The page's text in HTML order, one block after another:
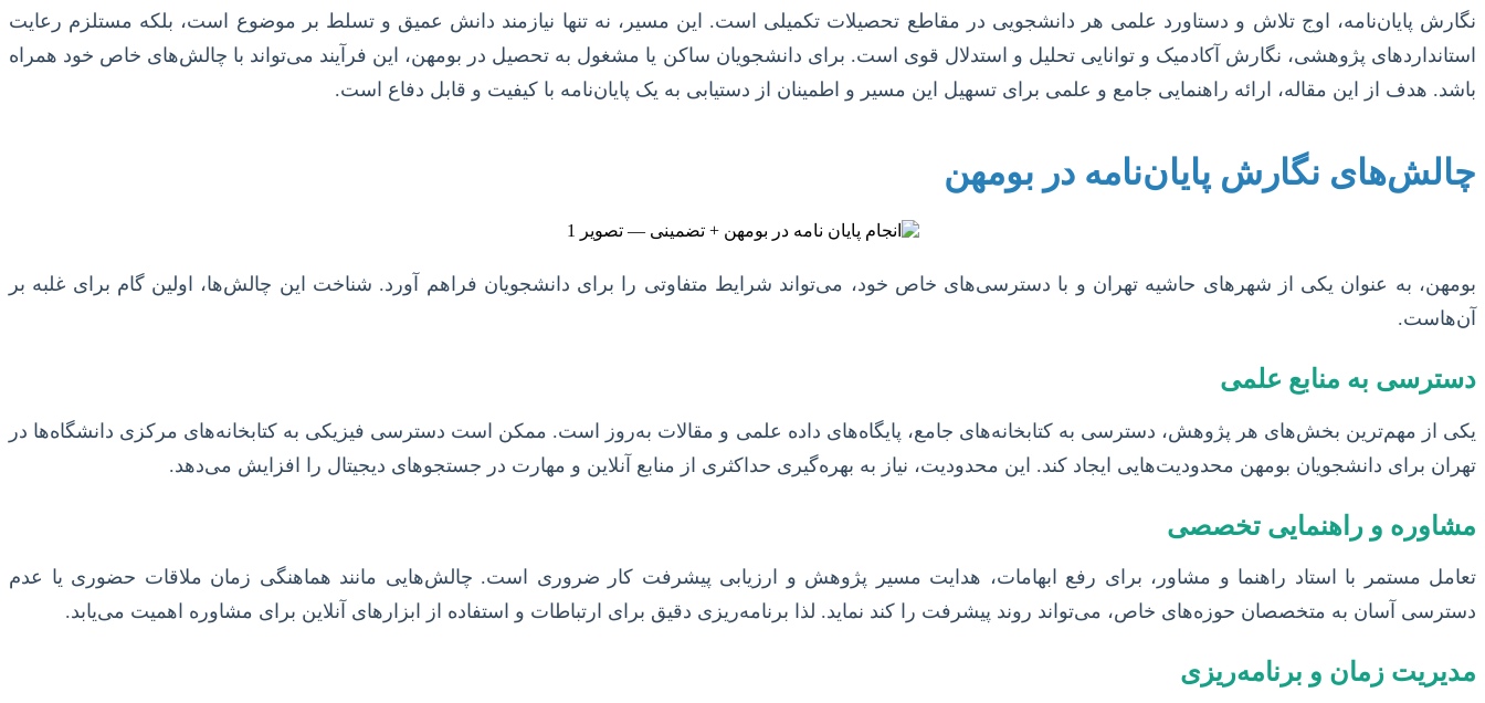
نگارش پایان‌نامه، اوج تلاش و دستاورد علمی هر دانشجویی در مقاطع تحصیلات تکمیلی است. این مسیر، نه تنها نیازمند دانش عمیق و تسلط بر موضوع است، بلکه مستلزم رعایت
استانداردهای پژوهشی، نگارش آکادمیک و توانایی تحلیل و استدلال قوی است. برای دانشجویان ساکن یا مشغول به تحصیل در بومهن، این فرآیند می‌تواند با چالش‌های خاص خود همراه
باشد. هدف از این مقاله، ارائه راهنمایی جامع و علمی برای تسهیل این مسیر و اطمینان از دستیابی به یک پایان‌نامه با کیفیت و قابل دفاع است.
چالش‌های نگارش پایان‌نامه در بومهن
بومهن، به عنوان یکی از شهرهای حاشیه تهران و با دسترسی‌های خاص خود، می‌تواند شرایط متفاوتی را برای دانشجویان فراهم آورد. شناخت این چالش‌ها، اولین گام برای غلبه بر
آن‌هاست.
دسترسی به منابع علمی
یکی از مهم‌ترین بخش‌های هر پژوهش، دسترسی به کتابخانه‌های جامع، پایگاه‌های داده علمی و مقالات به‌روز است. ممکن است دسترسی فیزیکی به کتابخانه‌های مرکزی دانشگاه‌ها در
تهران برای دانشجویان بومهن محدودیت‌هایی ایجاد کند. این محدودیت، نیاز به بهره‌گیری حداکثری از منابع آنلاین و مهارت در جستجوهای دیجیتال را افزایش می‌دهد.
مشاوره و راهنمایی تخصصی
تعامل مستمر با استاد راهنما و مشاور، برای رفع ابهامات، هدایت مسیر پژوهش و ارزیابی پیشرفت کار ضروری است. چالش‌هایی مانند هماهنگی زمان ملاقات حضوری یا عدم
دسترسی آسان به متخصصان حوزه‌های خاص، می‌تواند روند پیشرفت را کند نماید. لذا برنامه‌ریزی دقیق برای ارتباطات و استفاده از ابزارهای آنلاین برای مشاوره اهمیت می‌یابد.
مدیریت زمان و برنامه‌ریزی